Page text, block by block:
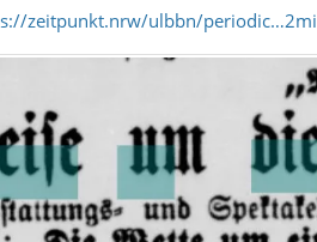
zeitpunkt.nrw/ulbbn/